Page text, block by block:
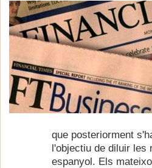
que posteriorment
l'objectiu de diluir les
espanyol. Els